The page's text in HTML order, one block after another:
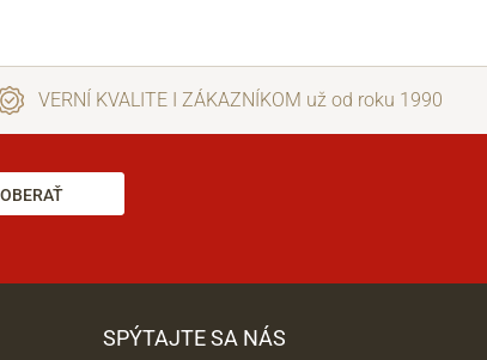
VERNÍ KVALITE I ZÁKAZNÍKOM už od roku 1990
SPÝTAJTE SA NÁS